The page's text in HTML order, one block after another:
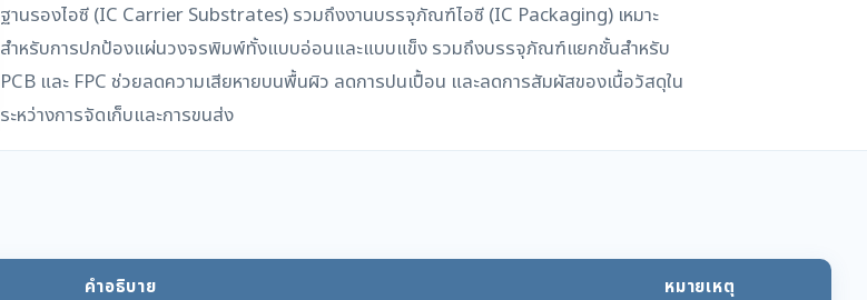
ฐานรองไอซี (IC Carrier Substrates) รวมถึงงานบรรจุภัณฑ์ไอซี (IC Packaging) เหมาะ
สำหรับการปกป้องแผ่นวงจรพิมพ์ทั้งแบบอ่อนและแบบแข็ง รวมถึงบรรจุภัณฑ์แยกชั้นสำหรับ
PCB และ FPC ช่วยลดความเสียหายบนพื้นผิว ลดการปนเปื้อน และลดการสัมผัสของเนื้อวัสดุใน
ระหว่างการจัดเก็บและการขนส่ง
คำอธิบาย หมายเหตุ